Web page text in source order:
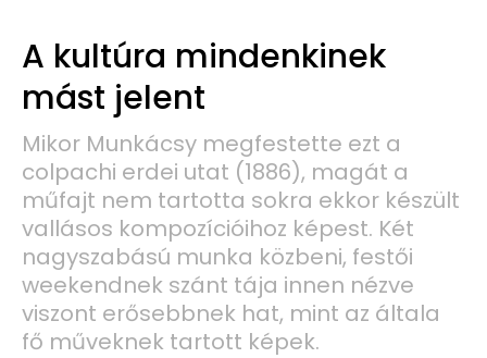
A kultúra mindenkinek
mást jelent
Mikor Munkácsy megfestette ezt a
colpachi erdei utat (1886), magát a
műfajt nem tartotta sokra ekkor készült
vallásos kompozícióihoz képest. Két
nagyszabású munka közbeni, festői
weekendnek szánt tája innen nézve
viszont erősebbnek hat, mint az általa
fő műveknek tartott képek.